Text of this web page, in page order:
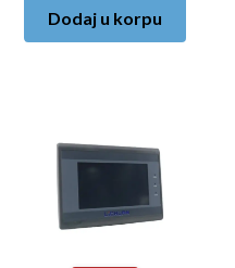
Dodaj u korpu